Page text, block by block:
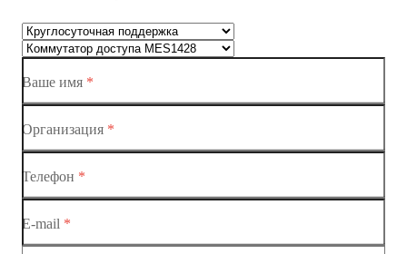
Коммутаторы доступа
Коммутатор доступа MES1428-02
Ваше имя *
Организация *
Телефон *
E-mail *